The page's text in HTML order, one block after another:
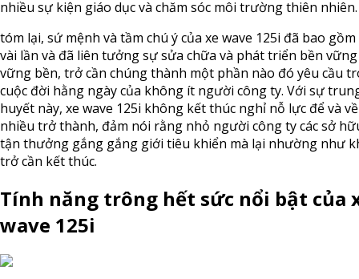
nhiều sự kiện giáo dục và chăm sóc môi trường thiên nhiên.
tóm lại, sứ mệnh và tầm chú ý của xe wave 125i đã bao
vài lần và đã liên tưởng sự sửa chữa và phát triển bền
vững bền, trở cần chúng thành một phần nào đó yêu cầu
cuộc đời hằng ngày của không ít người công ty. Với sự
huyết này, xe wave 125i không kết thúc nghỉ nỗ lực để và
nhiều trở thành, đảm nói rằng nhỏ người công ty các sở
tận thưởng gắng gắng giới tiêu khiển mà lại nhường như
trở cần kết thúc.
Tính năng trông hết sức nổi bật của
wave 125i